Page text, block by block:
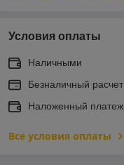
Условия оплаты
Наличными
Безналичный расчет
Наложенный платеж
Все условия оплаты